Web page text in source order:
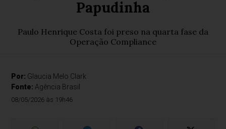
Papudinha
Paulo Henrique Costa foi preso na quarta fase da
Operação Compliance
Por: Glaucia Melo Clark
Fonte: Agência Brasil
08/05/2026 às 19h46